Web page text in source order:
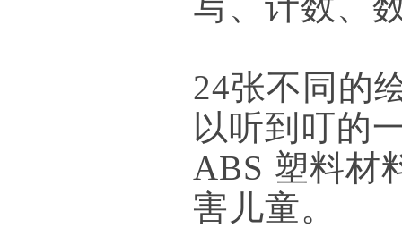
24张不同的
以听到叮的
ABS 塑料材
害儿童。